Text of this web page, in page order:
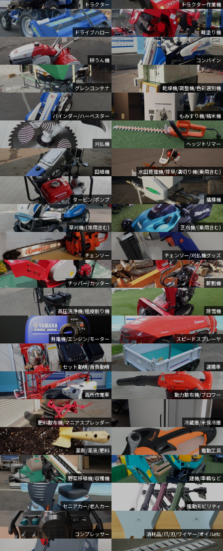
トラクター トラクター作業機
ドライブハロー 畦塗り機
耕うん機 コンバイン
グレンコンテナ 乾燥機/調整機/色彩選別機
バインダー/ハーベスター もみすり機/精米機
刈払機 ヘッジトリマー
田植機 水田管理機/除草/溝切り機(乗用含む)
タービン/ポンプ 播種機
草刈機/(常用含む) 芝刈機/(乗用含む)
チェンソー チェンソー/刈払機グッズ
チッパー/カッター 薪割機
高圧洗浄機/粗皮削り機 除雪機
発電機/エンジン/モーター スピードスプレーヤ
セット動噴/背負動噴 運搬車
高所作業車 動力散布機/ブロワー
肥料散布機/マニアスプレッダー 冷蔵庫/米保冷庫
薬剤/薬液/肥料 電動工具
野菜移植機/収穫機 建機/車輌など
セニアカー/老人カー 電動モビリティ
コンプレッサー 消耗品/爪/刃/ワイヤー/オイルetc